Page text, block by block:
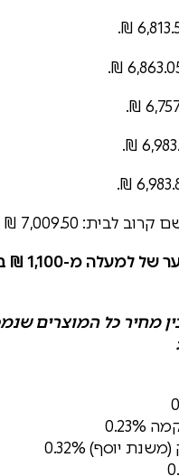
למעלה מ-1,100 ₪ בין הרשת הזולה ביותר
יוסף) 0.32%